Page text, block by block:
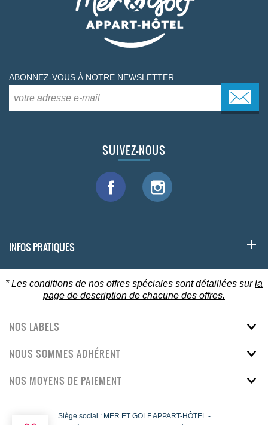
ABONNEZ-VOUS À NOTRE NEWSLETTER
SUIVEZ-NOUS
INFOS PRATIQUES
* Les conditions de nos offres spéciales sont détaillées surla
page de description de chacune des offres.
NOS LABELS
NOUS SOMMES ADHÉRENT
NOS MOYENS DE PAIEMENT
Siège social : MER ET GOLF APPART-HÔTEL -